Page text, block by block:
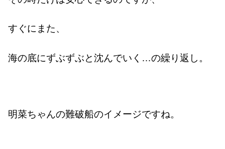
すぐにまた、
海の底にずぶずぶと沈んでいく…の繰り返し。
明菜ちゃんの難破船のイメージですね。